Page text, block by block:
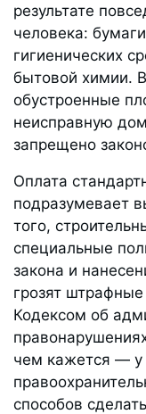
результате
человека:
гигиенических
бытовой химии.
обустроенные
неисправную
запрещено
Оплата
подразумевает
того,
специальные
закона и
грозят
Кодексом об
чем кажется — у
способов